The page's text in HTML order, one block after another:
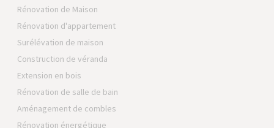
Rénovation de Maison
Rénovation d'appartement
Surélévation de maison
Construction de véranda
Extension en bois
Rénovation de salle de bain
Aménagement de combles
Rénovation énergétique